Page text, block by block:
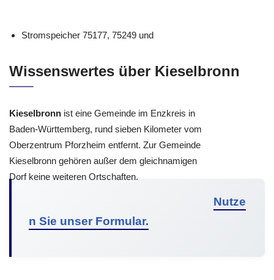
Stromspeicher 75177, 75249 und
Wissenswertes über Kieselbronn
Kieselbronn ist eine Gemeinde im Enzkreis in
Baden-Württemberg, rund sieben Kilometer vom
Oberzentrum Pforzheim entfernt. Zur Gemeinde
Kieselbronn gehören außer dem gleichnamigen
Dorf keine weiteren Ortschaften.
Nutze
n Sie unser Formular.